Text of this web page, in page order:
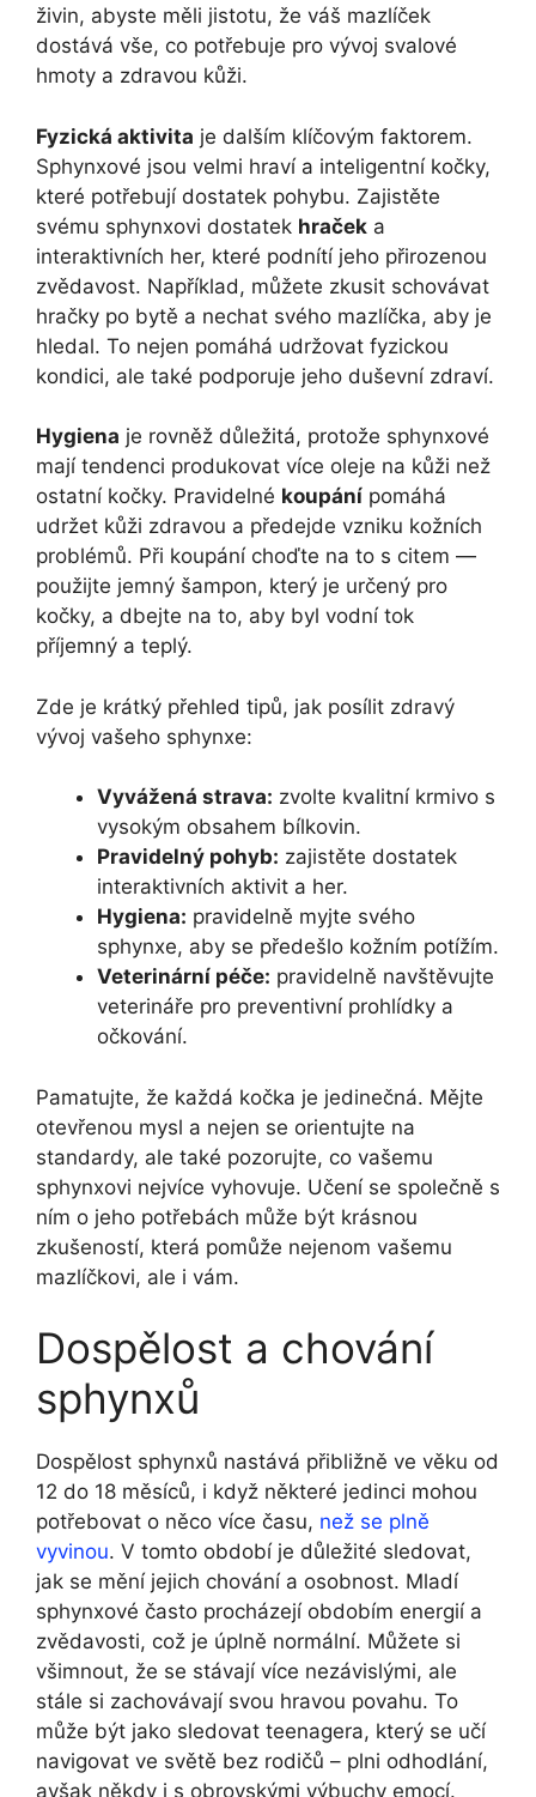
živin, abyste měli jistotu, že váš mazlíček
dostává vše, co potřebuje pro vývoj svalové
hmoty a zdravou kůži.
Fyzická aktivita je dalším klíčovým faktorem.
Sphynxové jsou velmi hraví a inteligentní kočky,
které potřebují dostatek pohybu. Zajistěte
svému sphynxovi dostatek hraček a
interaktivních her, které podnítí jeho přirozenou
zvědavost. Například, můžete zkusit schovávat
hračky po bytě a nechat svého mazlíčka, aby je
hledal. To nejen pomáhá udržovat fyzickou
kondici, ale také podporuje jeho duševní zdraví.
Hygiena je rovněž důležitá, protože sphynxové
mají tendenci produkovat více oleje na kůži než
ostatní kočky. Pravidelné koupání pomáhá
udržet kůži zdravou a předejde vzniku kožních
problémů. Při koupání choďte na to s citem —
použijte jemný šampon, který je určený pro
kočky, a dbejte na to, aby byl vodní tok
příjemný a teplý.
Zde je krátký přehled tipů, jak posílit zdravý
vývoj vašeho sphynxe:
Vyvážená strava: zvolte kvalitní krmivo s
vysokým obsahem bílkovin.
Pravidelný pohyb: zajistěte dostatek
interaktivních aktivit a her.
Hygiena: pravidelně myjte svého
sphynxe, aby se předešlo kožním potížím.
Veterinární péče: pravidelně navštěvujte
veterináře pro preventivní prohlídky a
očkování.
Pamatujte, že každá kočka je jedinečná. Mějte
otevřenou mysl a nejen se orientujte na
standardy, ale také pozorujte, co vašemu
sphynxovi nejvíce vyhovuje. Učení se společně s
ním o jeho potřebách může být krásnou
zkušeností, která pomůže nejenom vašemu
mazlíčkovi, ale i vám.
Dospělost a chování
sphynxů
Dospělost sphynxů nastává přibližně ve věku od
12 do 18 měsíců, i když některé jedinci mohou
potřebovat o něco více času, než se plně
vyvinou. V tomto období je důležité sledovat,
jak se mění jejich chování a osobnost. Mladí
sphynxové často procházejí obdobím energií a
zvědavosti, což je úplně normální. Můžete si
všimnout, že se stávají více nezávislými, ale
stále si zachovávají svou hravou povahu. To
může být jako sledovat teenagera, který se učí
navigovat ve světě bez rodičů – plni odhodlání,
avšak někdy i s obrovskými výbuchy emocí.